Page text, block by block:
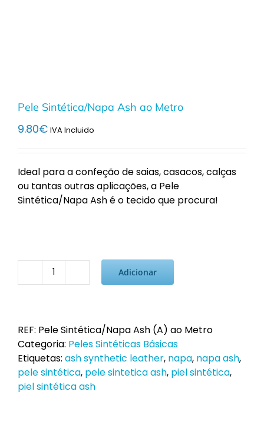
Pele Sintética/Napa Ash ao Metro
9.80€ IVA Incluido
Ideal para a confeção de saias, casacos, calças
ou tantas outras aplicações, a Pele
Sintética/Napa Ash é o tecido que procura!
Quantidade
Ash
ao
Metro
Adicionar
REF: Pele Sintética/Napa Ash (A) ao Metro
Categoria: Peles Sintéticas Básicas
Etiquetas: ash synthetic leather, napa, napa ash,
pele sintética, pele sintetica ash, piel sintética,
piel sintética ash